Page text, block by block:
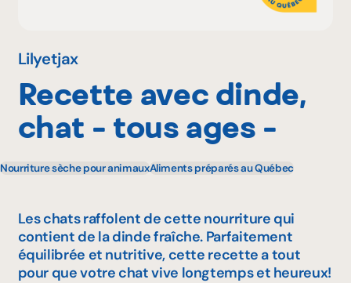
Lilyetjax
Recette avec dinde,
chat - tous ages -
Nourriture sèche pour animauxAliments préparés au Québec
Les chats raffolent de cette nourriture qui
contient de la dinde fraîche. Parfaitement
équilibrée et nutritive, cette recette a tout
pour que votre chat vive longtemps et heureux!